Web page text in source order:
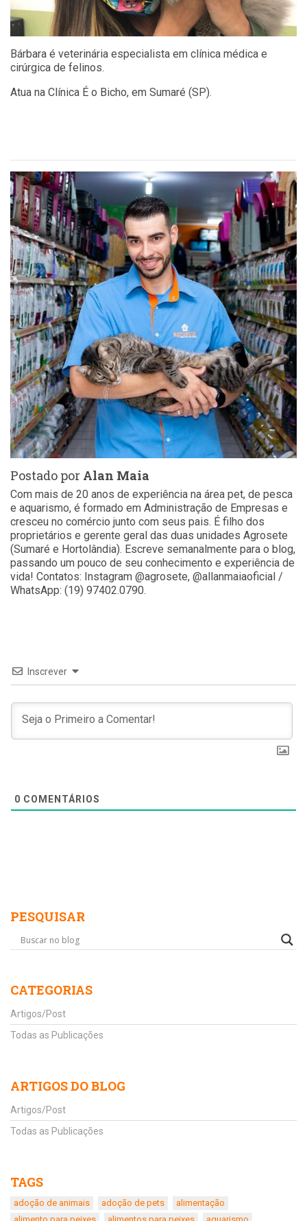
Bárbara é veterinária especialista em clínica médica e
cirúrgica de felinos.
Atua na Clínica É o Bicho, em Sumaré (SP).
Postado por Alan Maia
Com mais de 20 anos de experiência na área pet, de pesca
e aquarismo, é formado em Administração de Empresas e
cresceu no comércio junto com seus pais. É filho dos
proprietários e gerente geral das duas unidades Agrosete
(Sumaré e Hortolândia). Escreve semanalmente para o blog,
passando um pouco de seu conhecimento e experiência de
vida! Contatos: Instagram @agrosete, @allanmaiaoficial /
WhatsApp: (19) 97402.0790.
Inscrever
0 COMENTÁRIOS
PESQUISAR
CATEGORIAS
Artigos/Post
Todas as Publicações
ARTIGOS DO BLOG
Artigos/Post
Todas as Publicações
TAGS
adoção de animais adoção de pets
alimentação